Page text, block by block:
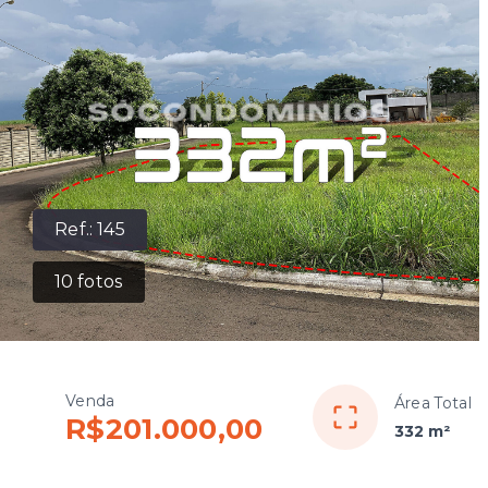
Ref.:145
10 fotos
Venda
R$201.000,00
Área Total
332 m²